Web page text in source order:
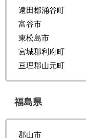
遠田郡涌谷町
富谷市
東松島市
宮城郡利府町
亘理郡山元町
福島県
郡山市